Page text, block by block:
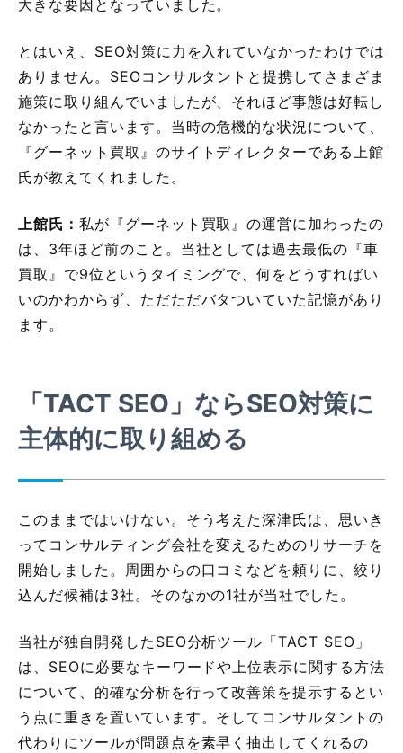
大きな要因となっていました。
とはいえ、SEO対策に力を入れていなかったわけでは
ありません。SEOコンサルタントと提携してさまざま
施策に取り組んでいましたが、それほど事態は好転し
なかったと言います。当時の危機的な状況について、
『グーネット買取』のサイトディレクターである上館
氏が教えてくれました。
上館氏： 私が『グーネット買取』の運営に加わったの
は、3年ほど前のこと。当社としては過去最低の『車
買取』で9位というタイミングで、何をどうすればい
いのかわからず、ただただバタついていた記憶があり
ます。
「TACT SEO」ならSEO対策に
主体的に取り組める
このままではいけない。そう考えた深津氏は、思いき
ってコンサルティング会社を変えるためのリサーチを
開始しました。周囲からの口コミなどを頼りに、絞り
込んだ候補は3社。そのなかの1社が当社でした。
当社が独自開発したSEO分析ツール「TACT SEO」
は、SEOに必要なキーワードや上位表示に関する方法
について、的確な分析を行って改善策を提示するとい
う点に重きを置いています。そしてコンサルタントの
代わりにツールが問題点を素早く抽出してくれるの